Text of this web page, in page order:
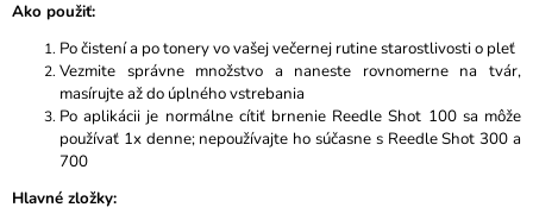
Ako použiť:
Po čistení a po tonery vo vašej večernej rutine starostlivosti o pleť
Vezmite správne množstvo a naneste rovnomerne na tvár,
masírujte až do úplného vstrebania
Po aplikácii je normálne cítiť brnenie Reedle Shot 100 sa môže
používať 1x denne; nepoužívajte ho súčasne s Reedle Shot 300 a
700
Hlavné zložky: